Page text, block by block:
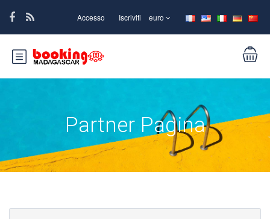
Accesso Iscriviti euro
Partner Pagina